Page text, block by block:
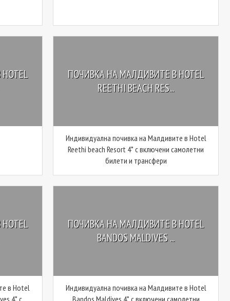
ПОЧИВКА НА МАЛДИВИТЕ В HOTEL
REETHI BEACH RES...
Индивидуална почивка на Малдивите в Hotel
Reethi beach Resort 4* с включени самолетни
билети и трансфери
в Hotel
ПОЧИВКА НА МАЛДИВИТЕ В HOTEL
BANDOS MALDIVES ...
Индивидуална почивка на Малдивите в Hotel